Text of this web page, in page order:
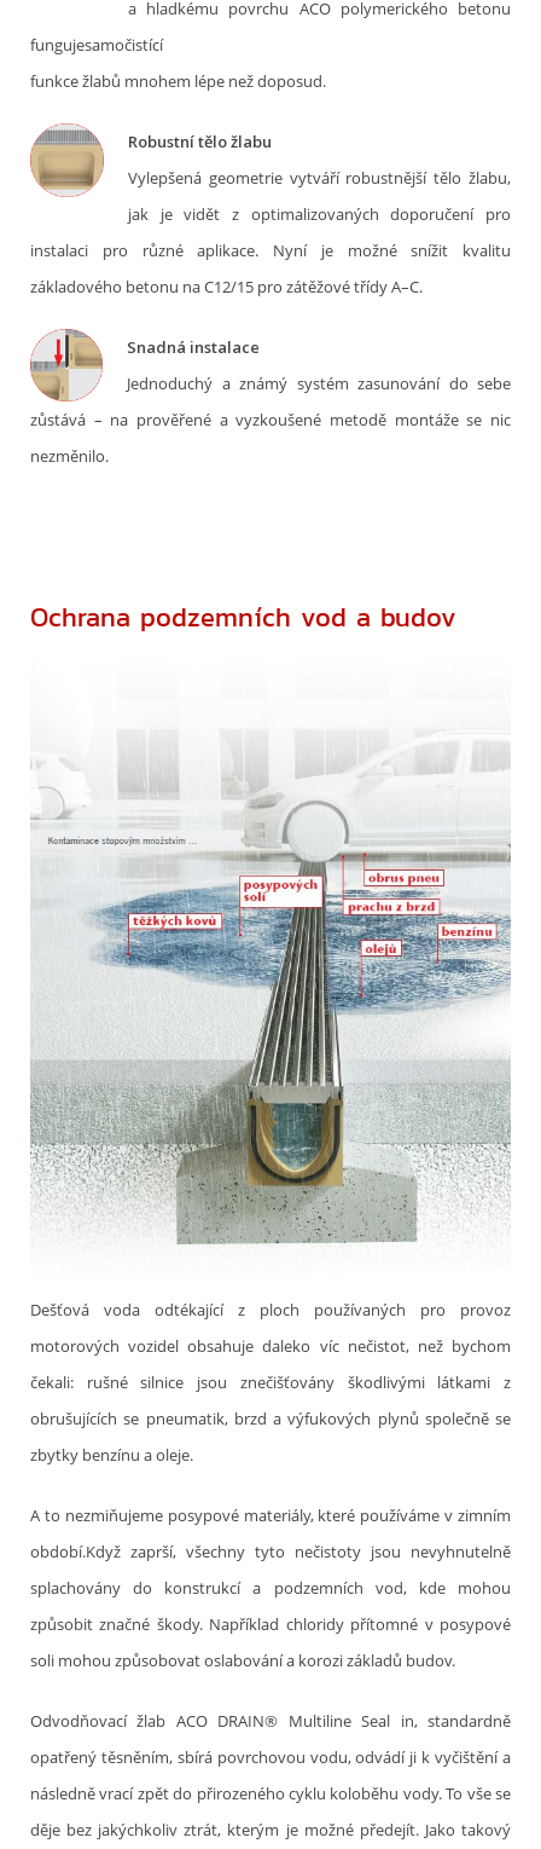
a hladkému povrchu ACO polymerického betonu
fungujesamočistící
funkce žlabů mnohem lépe než doposud.
Robustní tělo žlabu
Vylepšená geometrie vytváří robustnější tělo žlabu,
jak je vidět z optimalizovaných doporučení pro
instalaci pro různé aplikace. Nyní je možné snížit kvalitu
základového betonu na C12/15 pro zátěžové třídy A–C.
Snadná instalace
Jednoduchý a známý systém zasunování do sebe
zůstává – na prověřené a vyzkoušené metodě montáže se nic
nezměnilo.
Ochrana podzemních vod a budov
Dešťová voda odtékající z ploch používaných pro provoz
motorových vozidel obsahuje daleko víc nečistot, než bychom
čekali: rušné silnice jsou znečišťovány škodlivými látkami z
obrušujících se pneumatik, brzd a výfukových plynů společně se
zbytky benzínu a oleje.
A to nezmiňujeme posypové materiály, které používáme v zimním
období.Když zaprší, všechny tyto nečistoty jsou nevyhnutelně
splachovány do konstrukcí a podzemních vod, kde mohou
způsobit značné škody. Například chloridy přítomné v posypové
soli mohou způsobovat oslabování a korozi základů budov.
Odvodňovací žlab ACO DRAIN® Multiline Seal in, standardně
opatřený těsněním, sbírá povrchovou vodu, odvádí ji k vyčištění a
následně vrací zpět do přirozeného cyklu koloběhu vody. To vše se
děje bez jakýchkoliv ztrát, kterým je možné předejít. Jako takový